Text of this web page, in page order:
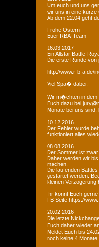
Um euch und uns
wir uns in eine kurze
Ab dem 22.04 geht
Frohe Ostern
Euer RBA-Team
16.03.2017
Ein Allstar Battle-
Die erste Runde von
http://www.r-b-a.de/
Viel Spa� dabei.
Wir m�chten in dem
Euch dazu bei
Monate bei uns
10.12.2016
Der Fehler wurde
funktioniert alles
08.08.2016
Der Sommer ist
Daher werden wir
machen.
Die laufenden
gestartet werden.
kleinen Verzögerung
Ihr könnt Euch
FB Seite https://
20.02.2016
Die letzte
Euch daher wieder
Meldet Euch bis
noch keine 4